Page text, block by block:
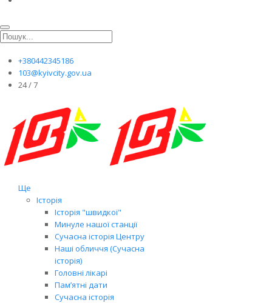
+380442345186
103@kyivcity.gov.ua
24 / 7
Ще
Історія
Історія "швидкої"
Минуле нашої станції
Сучасна історія Центру
Наші обличчя (Сучасна
історія)
Головні лікарі
Пам’ятні дати
Сучасна історія